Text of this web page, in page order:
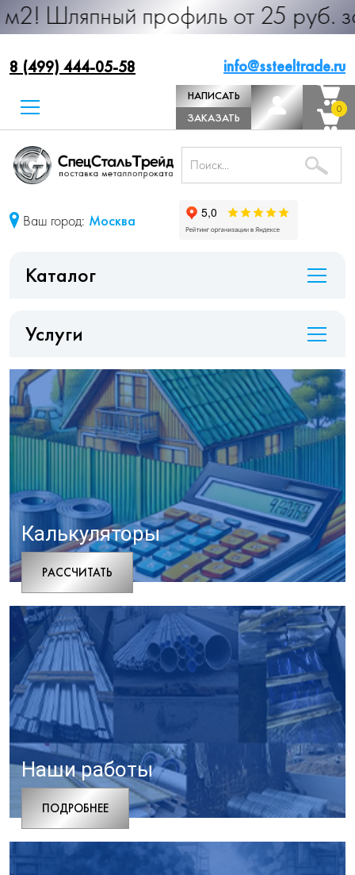
профиль от 25 руб. за м.п.
8 (499) 444-05-58 info@ssteeltrade.ru
НАПИСАТЬ
ДИРЕКТОРУ
ЗАКАЗАТЬ
ЗВОНОК
0
0
Ваш город: Москва
Каталог
Услуги
Калькуляторы
РАCСЧИТАТЬ
Наши работы
ПОДРОБНЕЕ